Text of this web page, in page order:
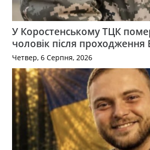
У Коростенському ТЦК
чоловік після
Четвер, 6 Серпня, 2026